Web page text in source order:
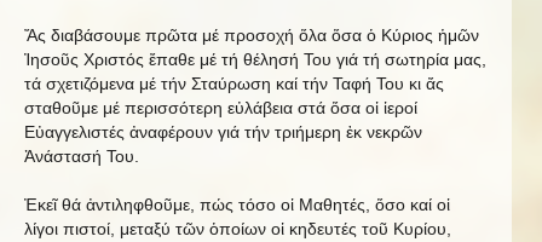
Ἄς διαβάσουμε πρῶτα μέ προσοχή ὅλα ὅσα ὁ Κύριος ἡμῶν
Ἰησοῦς Χριστός ἔπαθε μέ τή θέλησή Του γιά τή σωτηρία μας,
τά σχετιζόμενα μέ τήν Σταύρωση καί τήν Ταφή Του κι ἄς
σταθοῦμε μέ περισσότερη εὐλάβεια στά ὅσα οἱ ἱεροί
Εὐαγγελιστές ἀναφέρουν γιά τήν τριήμερη ἐκ νεκρῶν
Ἀνάστασή Του.
Ἐκεῖ θά ἀντιληφθοῦμε, πώς τόσο οἱ Μαθητές, ὅσο καί οἱ
λίγοι πιστοί, μεταξύ τῶν ὁποίων οἱ κηδευτές τοῦ Κυρίου,